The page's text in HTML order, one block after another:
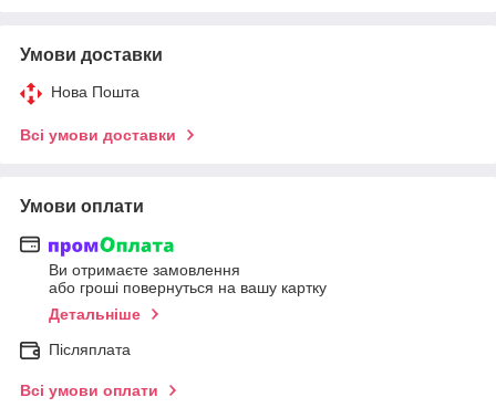
Умови доставки
Нова Пошта
Всі умови доставки
Умови оплати
Ви отримаєте замовлення
або гроші повернуться на вашу картку
Детальніше
Післяплата
Всі умови оплати